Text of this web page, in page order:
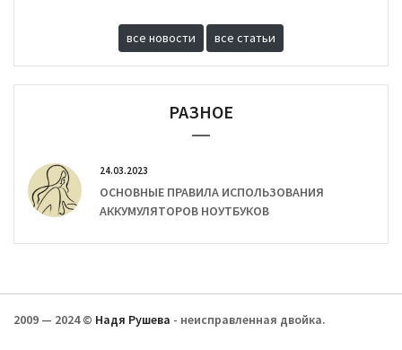
все новости все статьи
РАЗНОЕ
24.03.2023
ОСНОВНЫЕ ПРАВИЛА ИСПОЛЬЗОВАНИЯ
АККУМУЛЯТОРОВ НОУТБУКОВ
2009 — 2024 © Надя Рушева - неисправленная двойка.